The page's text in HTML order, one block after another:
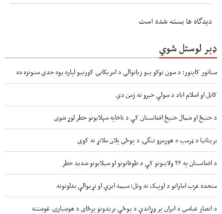
دیدگاه ها بسته شده است
ډېر لوستل شوي
سناتور کاپتور: د سون توکو بیو زیاتوالی د امریکایي کورنیو لپاره یوه جدي ستونزه ده
کابل او اسلام اباد د سولې خبرو ته ژمن دي
د ختیځ او شمال ختیځ افغانستان کې د ناڅاپه سېلابونو خطر لوړ شوی
بریتانیا د ټرمپ د هورمزو تنگۍ د پوځي پلان ملاتړ نه کوي
د افغانستان په ۲۶ ولایتونو کې د طوفانونو او سیلابونو شدید خطر
متحده عرب اماراتو د اوپیک نه وتل؛ سیمه ایزې او نړیوالې بدلونونه
د انصار عباسي د ایران پر وړاندې د پوځې بریدونو پرځای د هوښیارۍ غوښتنه